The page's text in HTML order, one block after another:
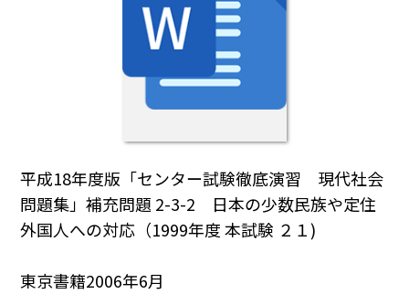
平成18年度版「センター試験徹底演習 現代社会
問題集」補充問題 2-3-2 日本の少数民族や定住
外国人への対応（1999年度 本試験 ２１)
東京書籍2006年6月